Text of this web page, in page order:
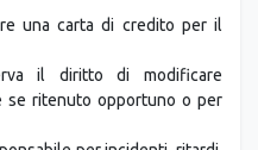
una carta di credito per il
il diritto di modificare
se ritenuto opportuno o per
per incidenti, ritardi,